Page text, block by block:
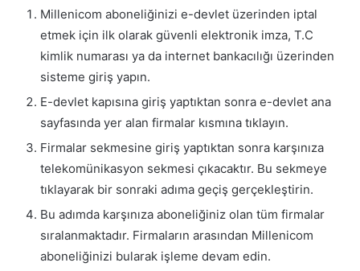
Millenicom aboneliğinizi e-devlet üzerinden iptal
etmek için ilk olarak güvenli elektronik imza, T.C
kimlik numarası ya da internet bankacılığı üzerinden
sisteme giriş yapın.
E-devlet kapısına giriş yaptıktan sonra e-devlet ana
sayfasında yer alan firmalar kısmına tıklayın.
Firmalar sekmesine giriş yaptıktan sonra karşınıza
telekomünikasyon sekmesi çıkacaktır. Bu sekmeye
tıklayarak bir sonraki adıma geçiş gerçekleştirin.
Bu adımda karşınıza aboneliğiniz olan tüm firmalar
sıralanmaktadır. Firmaların arasından Millenicom
aboneliğinizi bularak işleme devam edin.